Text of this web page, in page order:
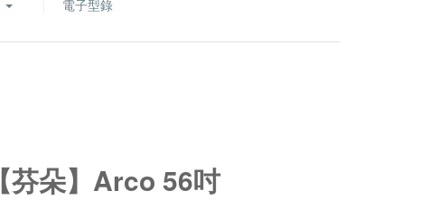
電子型錄
【芬朵】Arco 56吋